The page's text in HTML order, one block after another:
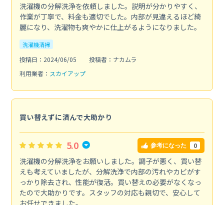
洗濯機の分解洗浄を依頼しました。説明が分かりやすく、
作業が丁寧で、料金も適切でした。内部が見違えるほど綺
麗になり、洗濯物も爽やかに仕上がるようになりました。
洗濯機清掃
投稿日：2024/06/05
投稿者：ナカムラ
利用業者： スカイアップ
買い替えずに済んで大助かり
5.0 参考になった 0
洗濯機の分解洗浄をお願いしました。調子が悪く、買い替
えも考えていましたが、分解洗浄で内部の汚れやカビがす
っかり除去され、性能が復活。買い替えの必要がなくなっ
たので大助かりです。スタッフの対応も親切で、安心して
お任せできました。